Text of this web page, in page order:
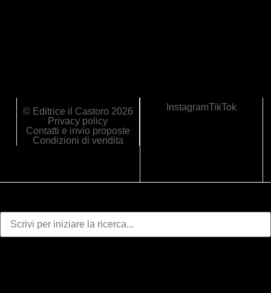
© Editrice il Castoro 2026
Privacy policy
Contatti e invio proposte
Condizioni di vendita
InstagramTikTok